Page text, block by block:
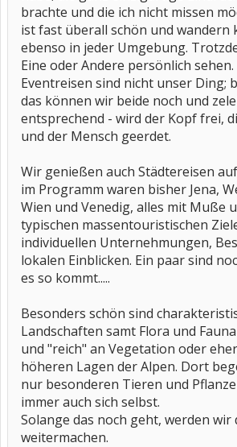
brachte und die ich nicht missen
ist fast überall schön und wandern
ebenso in jeder Umgebung.
Eine oder Andere persönlich sehen.
Eventreisen sind nicht unser Ding;
das können wir beide noch und
entsprechend - wird der Kopf frei,
und der Mensch geerdet.
Wir genießen auch Städtereisen
im Programm waren bisher Jena,
Wien und Venedig, alles mit Muße
typischen massentouristischen
individuellen Unternehmungen,
lokalen Einblicken. Ein paar sind
es so kommt.....
Besonders schön sind
Landschaften samt Flora und
und "reich" an Vegetation oder
höheren Lagen der Alpen. Dort
nur besonderen Tieren und
immer auch sich selbst.
Solange das noch geht, werden wir
weitermachen.